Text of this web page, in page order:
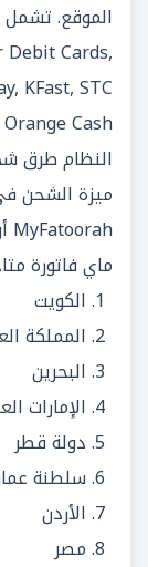
Debit Cards,
KFast, STC
ميزة الشحن
MyFatoorah أو مندوب المبيعات.
ماي فاتورة
الكويت
المملكة
البحرين
الإمارات
دولة قطر
سلطنة
الأردن
مصر